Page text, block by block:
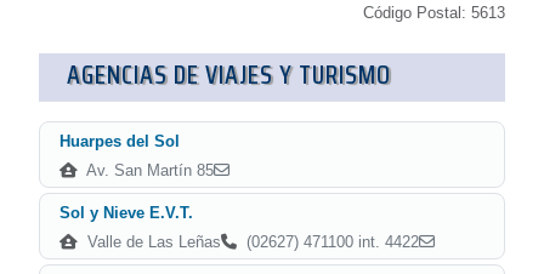
Código Postal: 5613
AGENCIAS DE VIAJES Y TURISMO
Huarpes del Sol
Av. San Martín 85
Sol y Nieve E.V.T.
Valle de Las Leñas
(02627) 471100 int. 4422